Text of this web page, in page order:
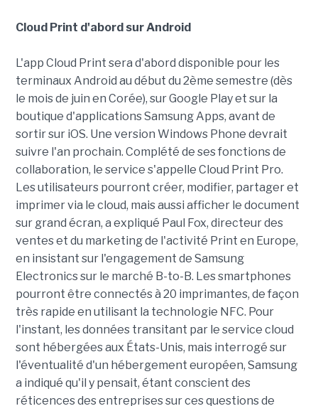
Cloud Print d'abord sur Android
L'app Cloud Print sera d'abord disponible pour les
terminaux Android au début du 2ème semestre (dès
le mois de juin en Corée), sur Google Play et sur la
boutique d'applications Samsung Apps, avant de
sortir sur iOS. Une version Windows Phone devrait
suivre l'an prochain. Complété de ses fonctions de
collaboration, le service s'appelle Cloud Print Pro.
Les utilisateurs pourront créer, modifier, partager et
imprimer via le cloud, mais aussi afficher le document
sur grand écran, a expliqué Paul Fox, directeur des
ventes et du marketing de l'activité Print en Europe,
en insistant sur l'engagement de Samsung
Electronics sur le marché B-to-B. Les smartphones
pourront être connectés à 20 imprimantes, de façon
très rapide en utilisant la technologie NFC. Pour
l'instant, les données transitant par le service cloud
sont hébergées aux États-Unis, mais interrogé sur
l'éventualité d'un hébergement européen, Samsung
a indiqué qu'il y pensait, étant conscient des
réticences des entreprises sur ces questions de